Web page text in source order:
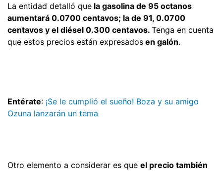
La entidad detalló que la gasolina de 95 octanos
aumentará 0.0700 centavos; la de 91, 0.0700
centavos y el diésel 0.300 centavos. Tenga en cuenta
que estos precios están expresados en galón.
Entérate: ¡Se le cumplió el sueño! Boza y su amigo
Ozuna lanzarán un tema
Otro elemento a considerar es que el precio también